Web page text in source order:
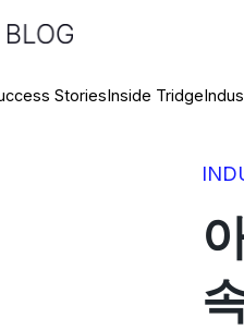
StoriesInside Tridge